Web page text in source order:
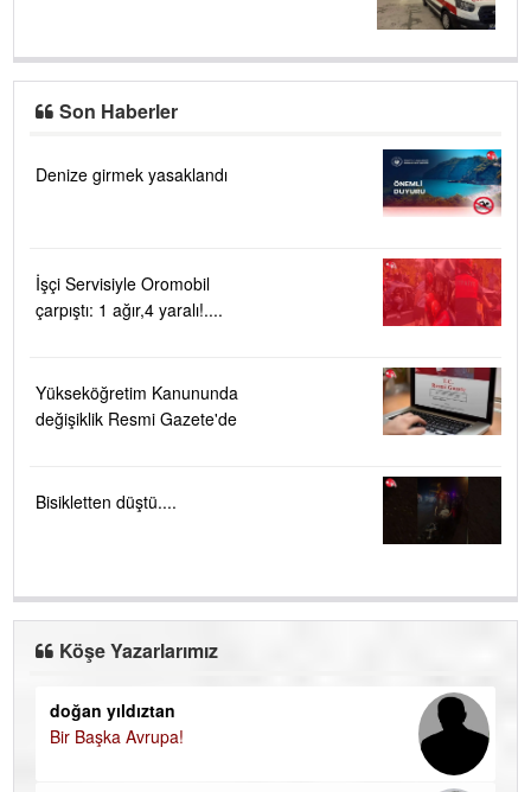
Son Haberler
Denize girmek yasaklandı
İşçi Servisiyle Oromobil
çarpıştı: 1 ağır,4 yaralı!....
Yükseköğretim Kanununda
değişiklik Resmi Gazete'de
Bisikletten düştü....
Köşe Yazarlarımız
doğan yıldıztan
Bir Başka Avrupa!